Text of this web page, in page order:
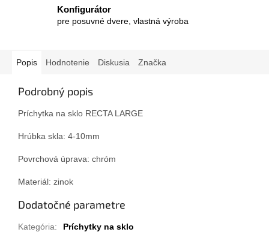
Konfigurátor
pre posuvné dvere, vlastná výroba
Popis Hodnotenie Diskusia Značka
Podrobný popis
Príchytka na sklo RECTA LARGE
Hrúbka skla: 4-10mm
Povrchová úprava: chróm
Materiál: zinok
Dodatočné parametre
Kategória:
Príchytky na sklo